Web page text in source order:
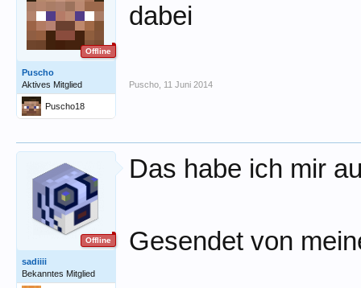
Offline
Puscho
Aktives Mitglied
Puscho18
dabei
Puscho 11 Juni 2014
Offline
sadiiii
Bekanntes Mitglied
Das habe ich mir
Gesendet von